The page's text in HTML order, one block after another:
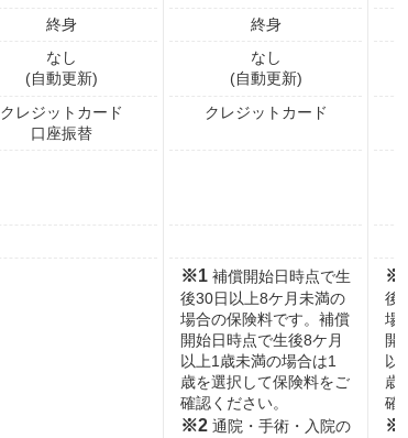
終身
なし
(自動更新)
クレジットカード
口座振替
終身
なし
(自動更新)
クレジットカード
※1 補償開始日時点で生
後30日以上8ケ月未満の
場合の保険料です。補償
開始日時点で生後8ケ月
以上1歳未満の場合は1
歳を選択して保険料をご
確認ください。
※2 通院・手術・入院の
後
場
開
以
歳
確